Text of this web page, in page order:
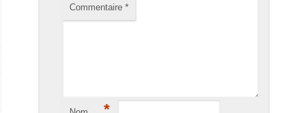
Commentaire*
*